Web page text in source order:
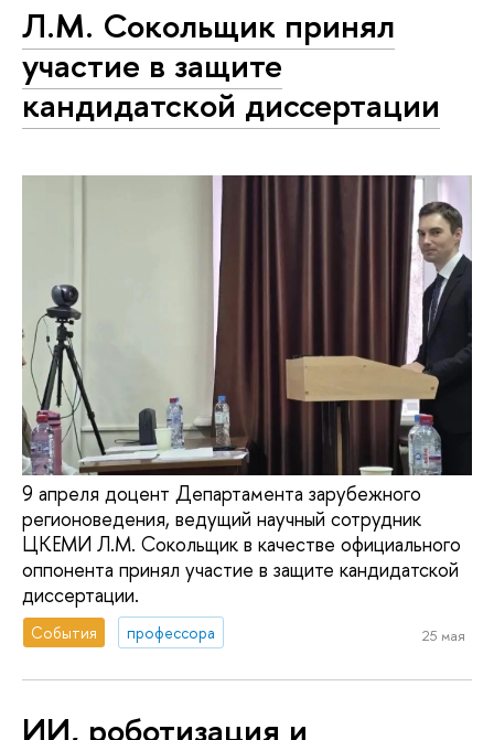
Л.М. Сокольщик принял
участие в защите
кандидатской диссертации
9 апреля доцент Департамента зарубежного
регионоведения, ведущий научный сотрудник
ЦКЕМИ Л.М. Сокольщик в качестве официального
оппонента принял участие в защите кандидатской
диссертации.
События профессора 25 мая
ИИ, роботизация и